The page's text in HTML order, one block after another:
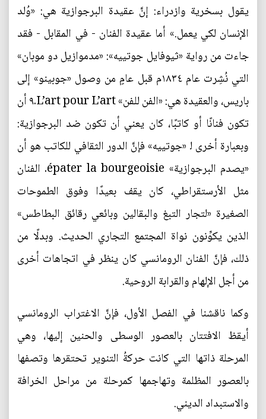
يقول بسخرية وازدراء: إنَّ عقيدة البرجوازية هي: «وُلد
الإنسان لكي يعمل.» أما عقيدة الفنان - في المقابل - فقد
جاءت من رواية «ثيوفایل جوتييه»: «مدموازيل دو موبان»
التي نُشِرت عام ١٨٣٤م قبل عامٍ من وصول «جوبينو» إلى
باريس، والعقيدة هي: «الفن للفن» L’art pour L’art.٩ أن
تكون فنانًا أو كاتبًا، كان يعني أن تكون ضد البرجوازية:
وبعبارة أخرى ﻟ «جوتييه» فإنَّ الدور الثقافي للكاتب هو أن
«يصدم البرجوازية» épater la bourgeoisie. الفنان
مثل الأرستقراطي، كان يقف بعيدًا وفوق الطموحات
الصغيرة «لتجار التبغ والبقالين وبائعي رقائق البطاطس»
الذين يكوِّنون نواة المجتمع التجاري الحديث. وبدلًا من
ذلك، فإنَّ الفنان الرومانسي كان ينظر في اتجاهات أخرى
من أجل الإلهام والقرابة الروحية.
وكما ناقشنا في الفصل الأول، فإنَّ الاغتراب الرومانسي
أيقظ الافتتان بالعصور الوسطى والحنين إليها، وهي
المرحلة ذاتها التي كانت حركةُ التنوير تحتقرها وتصفها
بالعصور المظلمة وتهاجمها كمرحلة من مراحل الخرافة
والاستبداد الديني.